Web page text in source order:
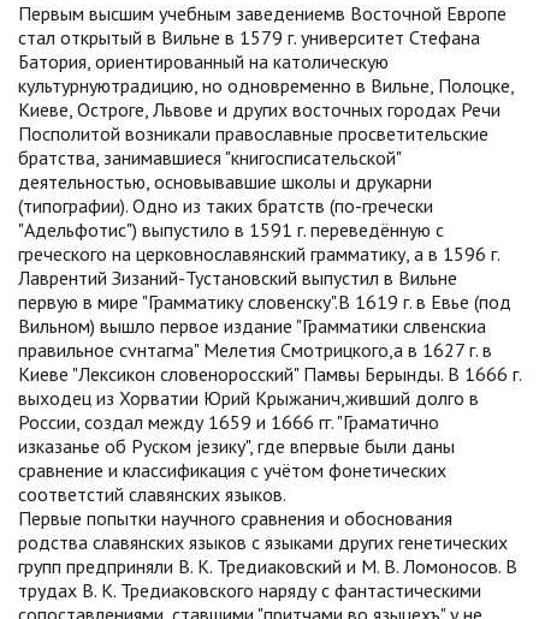
Первым высшим учебным заведениемв Восточной Европе
стал открытый в Вильне в 1579 г. университет Стефана
Батория, ориентированный на католическую
культурнуютрадицию, но одновременно в Вильне, Полоцке,
Киеве, Остроге, Львове и других восточных городах Речи
Посполитой возникали православные просветительские
братства, занимавшиеся "книгосписательской"
деятельностью, основывавшие школы и друкарни
(типографии). Одно из таких братств (по-гречески
"Адельфотис") выпустило в 1591 г. переведённую с
греческого на церковнославянский грамматику, а в 1596 г.
Лаврентий Зизаний-Тустановский выпустил в Вильне
первую в мире "Грамматику словенску".В 1619 г. в Евье (под
Вильном) вышло первое издание "Грамматики слвенскиа
правильное сvнтагма" Мелетия Смотрицкого,а в 1627 г. в
Киеве "Лексикон словеноросский" Памвы Берынды. В 1666 г.
выходец из Хорватии Юрий Крыжанич,живший долго в
России, создал между 1659 и 1666 гг. "Граматично
изказанье об Руском jезику", где впервые были даны
сравнение и классификация с учётом фонетических
соответстий славянских языков.
Первые попытки научного сравнения и обоснования
родства славянских языков с языками других генетических
групп предприняли В. К. Тредиаковский и М. В. Ломоносов. В
трудах В. К. Тредиаковского наряду с фантастическими
сопоставлениями, ставшими "притчами во языцехъ" у не